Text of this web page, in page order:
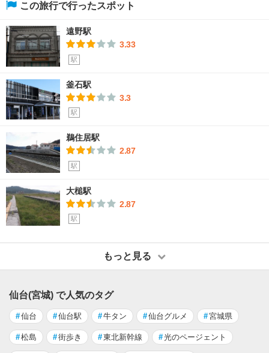
この旅行で行ったスポット
遠野駅
3.33
駅
釜石駅
3.3
駅
鵜住居駅
2.87
駅
大槌駅
2.87
駅
もっと見る
仙台(宮城) で人気のタグ
#仙台 #仙台駅 #牛タン #仙台グルメ #宮城県
#松島 #街歩き #東北新幹線 #光のページェント